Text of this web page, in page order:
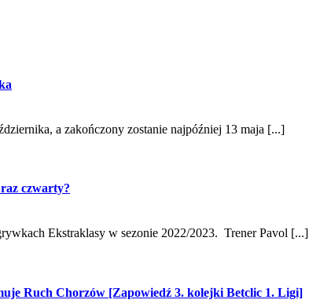
a zakończony zostanie najpóźniej 13 maja [...]
czwarty?
Ekstraklasy w sezonie 2022/2023. Trener Pavol [...]
Ruch Chorzów [Zapowiedź 3. kolejki Betclic 1. Ligi]